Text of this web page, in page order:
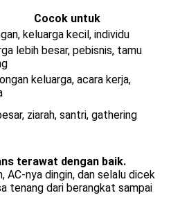
Cocok untuk
keluarga kecil, individu
lebih besar, pebisnis, tamu
keluarga, acara kerja,
ziarah, santri, gathering
terawat dengan baik.
AC-nya dingin, dan selalu dicek
tenang dari berangkat sampai